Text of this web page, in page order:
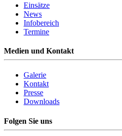
Einsätze
News
Infobereich
Termine
Medien und Kontakt
Galerie
Kontakt
Presse
Downloads
Folgen Sie uns